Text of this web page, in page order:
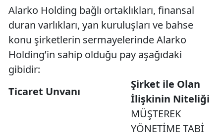
Alarko Holding bağlı ortaklıkları, finansal
duran varlıkları, yan kuruluşları ve bahse
konu şirketlerin sermayelerinde Alarko
Holding’in sahip olduğu pay aşağıdaki
gibidir:
Ticaret Unvanı
Şirket ile Olan
İlişkinin Niteliği
MÜŞTEREK
YÖNETİME TABİ